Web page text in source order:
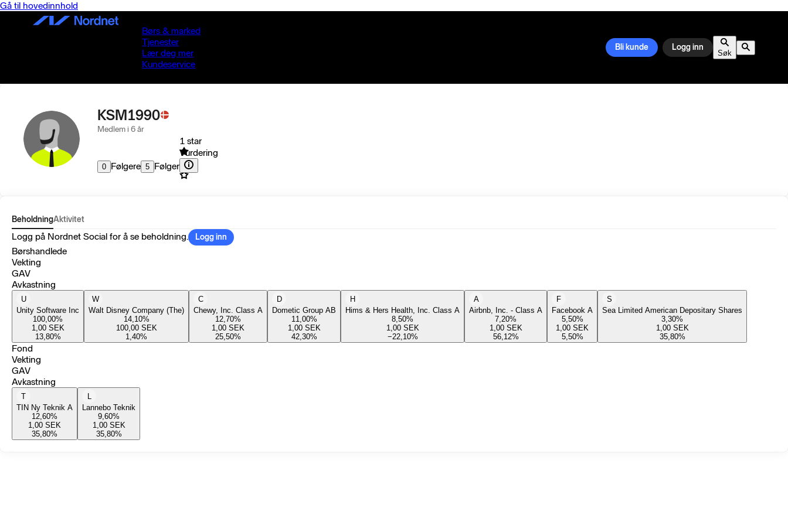
Gå til hovedinnhold
Børs & marked
Tjenester
Lær deg mer
Kundeservice
Bli kunde Logg inn
Søk
KSM1990
Medlem i 6 år
0 Følgere 5 Følger
1 star
Vurdering
BeholdningAktivitet
Logg på Nordnet Social for å se beholdning. Logg inn
Børshandlede
Vekting
GAV
Avkastning
U
Unity Software Inc
100,00%
1,00 SEK
13,80%
W
Walt Disney Company (The)
14,10%
100,00 SEK
1,40%
C
Chewy, Inc. Class A
12,70%
1,00 SEK
25,50%
D
Dometic Group AB
11,00%
1,00 SEK
42,30%
H
Hims & Hers Health, Inc. Class A
8,50%
1,00 SEK
−22,10%
A
Airbnb, Inc. - Class A
7,20%
1,00 SEK
56,12%
F
Facebook A
5,50%
1,00 SEK
5,50%
S
Sea Limited American Depositary Shares
3,30%
1,00 SEK
35,80%
Fond
Vekting
GAV
Avkastning
T
TIN Ny Teknik A
12,60%
1,00 SEK
35,80%
L
Lannebo Teknik
9,60%
1,00 SEK
35,80%